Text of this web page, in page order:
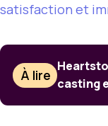
satisfaction et
À lire casting